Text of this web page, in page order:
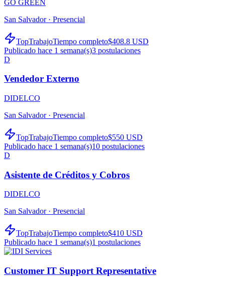
GO GREEN
San Salvador · Presencial
TopTrabajoTiempo completo$408.8 USD
Publicado hace 1 semana(s)3 postulaciones
D
Vendedor Externo
DIDELCO
San Salvador · Presencial
TopTrabajoTiempo completo$550 USD
Publicado hace 1 semana(s)10 postulaciones
D
Asistente de Créditos y Cobros
DIDELCO
San Salvador · Presencial
TopTrabajoTiempo completo$410 USD
Publicado hace 1 semana(s)1 postulaciones
Customer IT Support Representative